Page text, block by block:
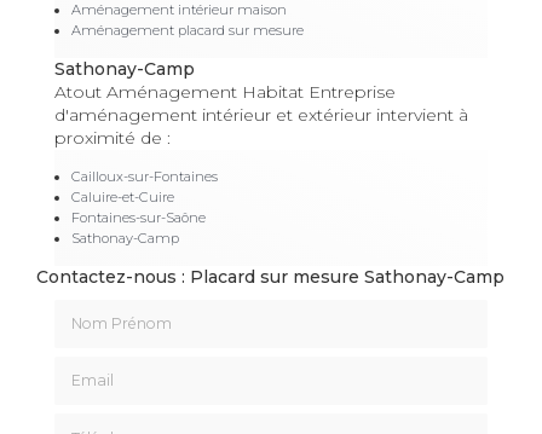
Aménagement intérieur maison
Aménagement placard sur mesure
Sathonay-Camp
Atout Aménagement Habitat Entreprise
d'aménagement intérieur et extérieur intervient à
proximité de :
Cailloux-sur-Fontaines
Caluire-et-Cuire
Fontaines-sur-Saône
Sathonay-Camp
Contactez-nous : Placard sur mesure Sathonay-Camp